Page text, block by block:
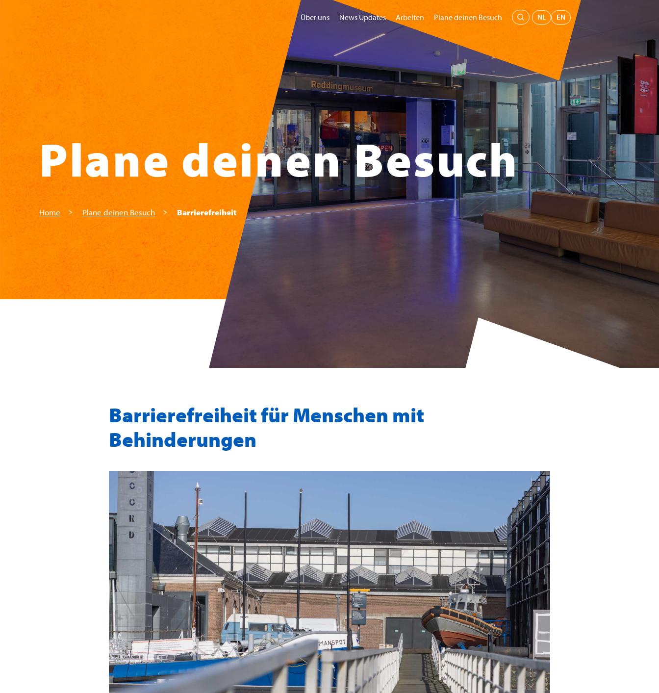
Zum Hauptinhalt springen
Über uns News Updates Arbeiten Plane deinen Besuch NL EN
Besuchen Kindermuseum Bildung Tickets kaufen
Plane deinen Besuch
Home Plane deinen Besuch Barrierefreiheit
Barrierefreiheit für Menschen mit
Behinderungen